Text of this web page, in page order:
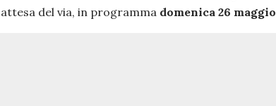
del via, in programma domenica 26 maggio